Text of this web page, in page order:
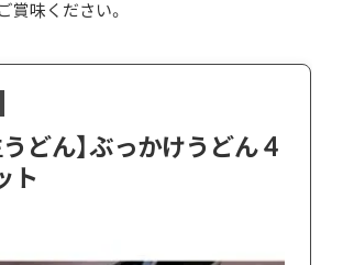
賞味ください。
うどん】ぶっかけうどん 4
ト